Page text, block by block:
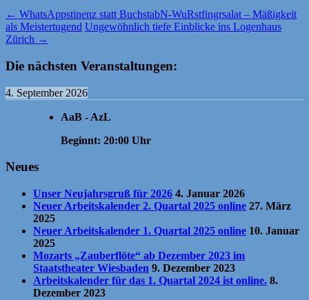
← WhatsAppstinenz statt BuchstabN-WuRstfingrsalat – Mäßigkeit
als Meistertugend Ungewöhnlich tiefe Einblicke ins Logenhaus
Zürich →
Die nächsten Veranstaltungen:
4. September 2026
AaB - AzL
Beginnt: 20:00 Uhr
Neues
Unser Neujahrsgruß für 2026 4. Januar 2026
Neuer Arbeitskalender 2. Quartal 2025 online 27. März
2025
Neuer Arbeitskalender 1. Quartal 2025 online 10. Januar
2025
Mozarts „Zauberflöte“ ab Dezember 2023 im
Staatstheater Wiesbaden 9. Dezember 2023
Arbeitskalender für das 1. Quartal 2024 ist online. 8.
Dezember 2023